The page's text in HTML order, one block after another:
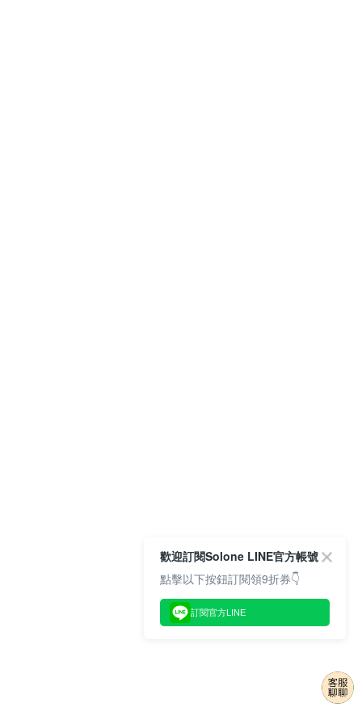
歡迎訂閱Solone LINE官方帳號
點擊以下按鈕訂閱領9折券👇
訂閱官方LINE